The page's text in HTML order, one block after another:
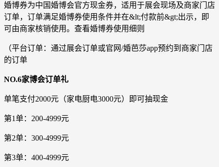
婚博券为中国婚博会官方现金券，适用于展会现场及商家门店
订单，订单满足婚博券使用条件并在&lt;付款前&gt;出示，即
可由商家核销使用。查看婚博券使用细则
（平台订单：通过展会订单或官网/婚芭莎app预约到商家门店
的订单
NO.6家博会订单礼
单笔支付2000元（家电厨电3000元）即可抽现金
第1单：200-4999元
第2单：300-4999元
第3单：400-4999元